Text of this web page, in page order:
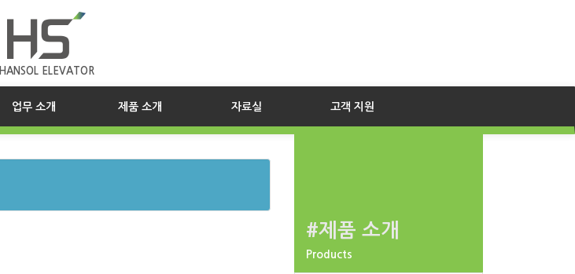
HANSOL ELEVATOR
업무 소개 제품 소개 자료실 고객 지원
#제품 소개
Products